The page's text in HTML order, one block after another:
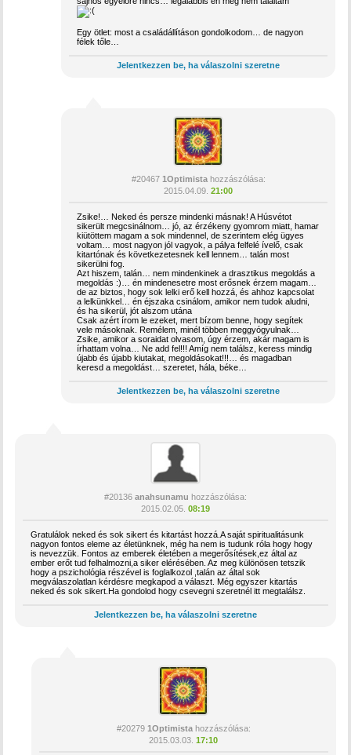
Egy ötlet: most a családállításon gondolkodom… de nagyon
félek tőle…
Jelentkezzen be, ha válaszolni szeretne
#20467 1Optimistahozzászólása:
2015.04.09. 21:00
Zsike!… Neked és persze mindenki másnak! A Húsvétot
sikerült megcsinálnom… jó, az érzékeny gyomrom miatt, hamar
kiütöttem magam a sok mindennel, de szerintem elég ügyes
voltam… most nagyon jól vagyok, a pálya felfelé ívelő, csak
kitartónak és következetesnek kell lennem… talán most
sikerülni fog.
Azt hiszem, talán… nem mindenkinek a drasztikus megoldás a
megoldás :)… én mindenesetre most erősnek érzem magam…
de az biztos, hogy sok lelki erő kell hozzá, és ahhoz kapcsolat
a lelkünkkel… én éjszaka csinálom, amikor nem tudok aludni,
és ha sikerül, jót alszom utána
Csak azért írom le ezeket, mert bízom benne, hogy segítek
vele másoknak. Remélem, minél többen meggyógyulnak…
Zsike, amikor a soraidat olvasom, úgy érzem, akár magam is
írhattam volna… Ne add fel!!! Amíg nem találsz, keress mindig
újabb és újabb kiutakat, megoldásokat!!!… és magadban
keresd a megoldást… szeretet, hála, béke…
Jelentkezzen be, ha válaszolni szeretne
#20136 anahsunamu hozzászólása:
2015.02.05. 08:19
Gratulálok neked és sok sikert és kitartást hozzá.A saját spiritualitásunk
nagyon fontos eleme az életünknek, még ha nem is tudunk róla hogy hogy
is nevezzük. Fontos az emberek életében a megerősítések,ez által az
ember erőt tud felhalmozni,a siker elérésében. Az meg különösen tetszik
hogy a pszichológia részével is foglalkozol ,talán az által sok
megválaszolatlan kérdésre megkapod a választ. Még egyszer kitartás
neked és sok sikert.Ha gondolod hogy csevegni szeretnél itt megtalálsz.
Jelentkezzen be, ha válaszolni szeretne
#20279 1Optimistahozzászólása:
2015.03.03. 17:10